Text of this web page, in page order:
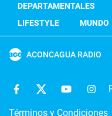
DEPARTAMENTALES
LIFESTYLE
MUNDO
ACONCAGUA RADIO
Términos y Condiciones